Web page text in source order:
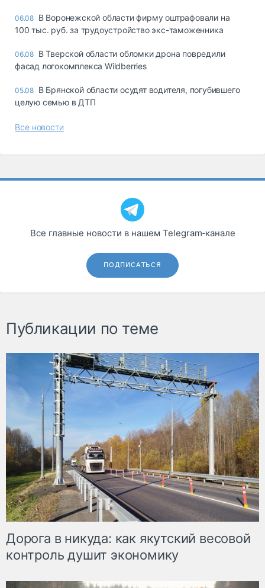
06.08 В Воронежской области фирму оштрафовали на
100 тыс. руб. за трудоустройство экс-таможенника
06.08 В Тверской области обломки дрона повредили
фасад логокомплекса Wildberries
05.08 В Брянской области осудят водителя, погубившего
целую семью в ДТП
Все новости
Все главные новости в нашем Telegram‑канале
ПОДПИСАТЬСЯ
Публикации по теме
Дорога в никуда: как якутский весовой
контроль душит экономику